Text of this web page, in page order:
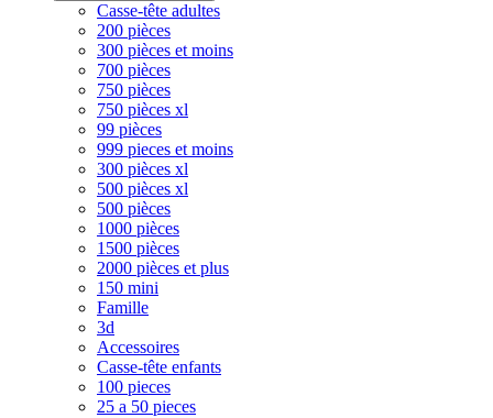
Casse-tête adultes
200 pièces
300 pièces et moins
700 pièces
750 pièces
750 pièces xl
99 pièces
999 pieces et moins
300 pièces xl
500 pièces xl
500 pièces
1000 pièces
1500 pièces
2000 pièces et plus
150 mini
Famille
3d
Accessoires
Casse-tête enfants
100 pieces
25 a 50 pieces